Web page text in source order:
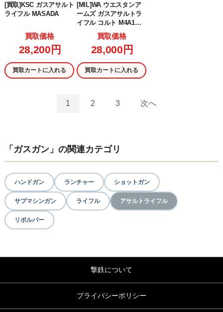
[買取]KSC ガスアサルト
ライフル MASADA
買取価格
28,200円
買取カートに入れる
[MIL]WA ウエスタンア
ームズ ガスアサルトラ
イフル コルト M4A1カ
ービン フルメタルカス
タム SOPMOD Ver2014
(18歳以上専用)
買取価格
28,000円
買取カートに入れる
1 2 3 次へ
「ガスガン」の関連カテゴリ
ハンドガン ランチャー ショットガン
サブマシンガン ライフル アサルトライフル
リボルバー
撃鉄について
プライバシーポリシー